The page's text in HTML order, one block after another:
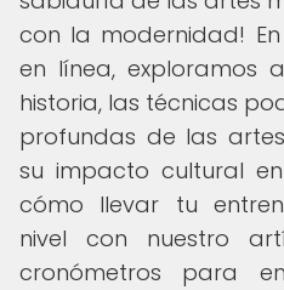
con la modernidad!
en línea, exploramos
historia, las técnicas
profundas de las
su impacto cultural
cómo llevar tu
nivel con nuestro
cronómetros para